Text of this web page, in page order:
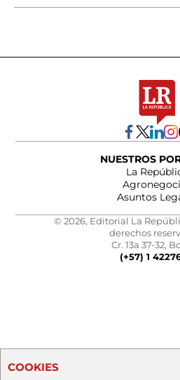
NUESTROS
La
Asuntos
© 2026, Editorial La
derechos
Cr. 13a 37-32,
(+57) 1
COOKIES